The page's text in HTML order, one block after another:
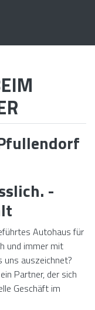
nur ein
wir
an
-
Autohaus für
und immer mit
uns auszeichnet?
Partner, der sich
Geschäft im